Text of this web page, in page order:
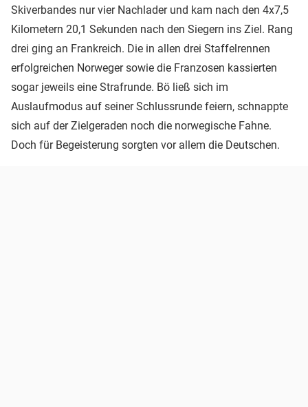
Skiverbandes nur vier Nachlader und kam nach den 4x7,5
Kilometern 20,1 Sekunden nach den Siegern ins Ziel. Rang
drei ging an Frankreich. Die in allen drei Staffelrennen
erfolgreichen Norweger sowie die Franzosen kassierten
sogar jeweils eine Strafrunde. Bö ließ sich im
Auslaufmodus auf seiner Schlussrunde feiern, schnappte
sich auf der Zielgeraden noch die norwegische Fahne.
Doch für Begeisterung sorgten vor allem die Deutschen.